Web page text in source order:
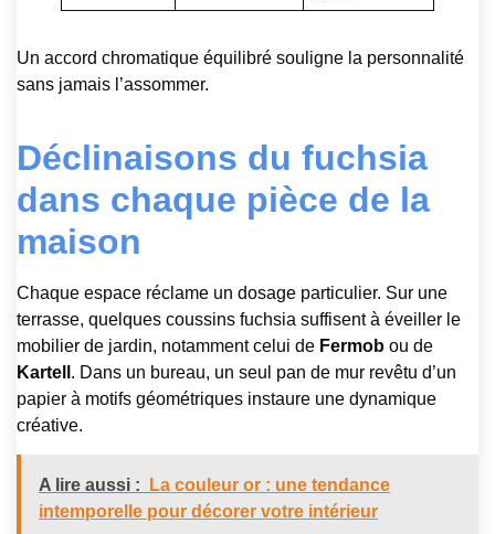
Un accord chromatique équilibré souligne la personnalité
sans jamais l’assommer.
Déclinaisons du fuchsia
dans chaque pièce de la
maison
Chaque espace réclame un dosage particulier. Sur une
terrasse, quelques coussins fuchsia suffisent à éveiller le
mobilier de jardin, notamment celui de Fermob ou de
Kartell . Dans un bureau, un seul pan de mur revêtu d’un
papier à motifs géométriques instaure une dynamique
créative.
A lire aussi :
La couleur or : une tendance
intemporelle pour décorer votre intérieur